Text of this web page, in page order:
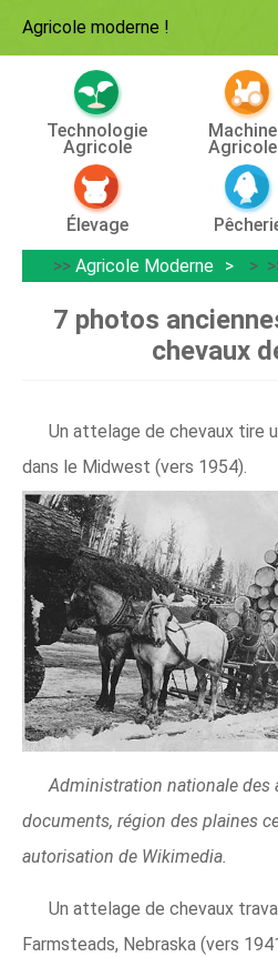
Agricole moderne !
Technologie
Agricole
Élevage
>> Agricole Moderne >
7 photos
chevaux
Un attelage de chevaux tire
dans le Midwest (vers 1954).
Administration nationale des
documents, région des plaines
autorisation de Wikimedia.
Un attelage de chevaux
Farmsteads, Nebraska (vers